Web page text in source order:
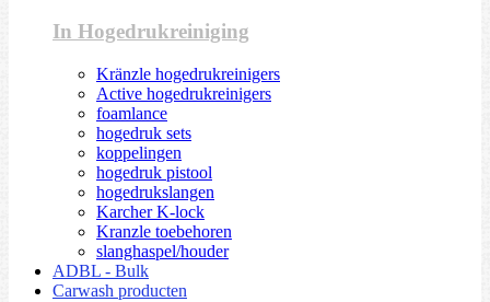
In Hogedrukreiniging
Kränzle hogedrukreinigers
Active hogedrukreinigers
foamlance
hogedruk sets
koppelingen
hogedruk pistool
hogedrukslangen
Karcher K-lock
Kranzle toebehoren
slanghaspel/houder
ADBL - Bulk
Carwash producten